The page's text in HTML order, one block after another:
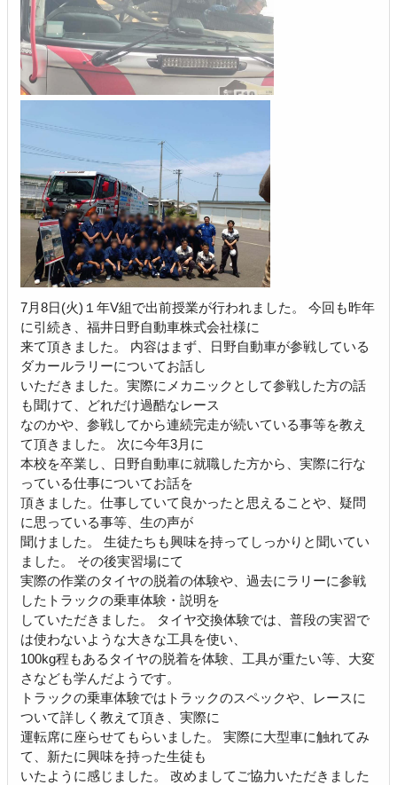
7月8日(火)１年V組で出前授業が行われました。 今回も昨年
に引続き、福井日野自動車株式会社様に
来て頂きました。 内容はまず、日野自動車が参戦している
ダカールラリーについてお話し
いただきました。実際にメカニックとして参戦した方の話
も聞けて、どれだけ過酷なレース
なのかや、参戦してから連続完走が続いている事等を教え
て頂きました。 次に今年3月に
本校を卒業し、日野自動車に就職した方から、実際に行な
っている仕事についてお話を
頂きました。仕事していて良かったと思えることや、疑問
に思っている事等、生の声が
聞けました。 生徒たちも興味を持ってしっかりと聞いてい
ました。 その後実習場にて
実際の作業のタイヤの脱着の体験や、過去にラリーに参戦
したトラックの乗車体験・説明を
していただきました。 タイヤ交換体験では、普段の実習で
は使わないような大きな工具を使い、
100kg程もあるタイヤの脱着を体験、工具が重たい等、大変
さなども学んだようです。
トラックの乗車体験ではトラックのスペックや、レースに
ついて詳しく教えて頂き、実際に
運転席に座らせてもらいました。 実際に大型車に触れてみ
て、新たに興味を持った生徒も
いたように感じました。 改めましてご協力いただきました